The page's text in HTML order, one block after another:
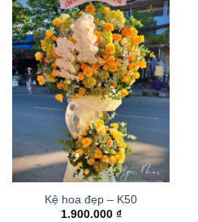
Kệ hoa đẹp – K50
1.900.000 ₫